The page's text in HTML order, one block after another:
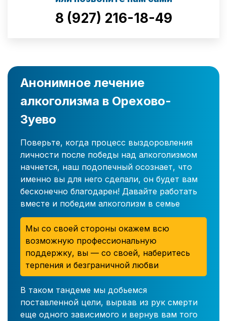
8 (927) 216-18-49
Анонимное лечение
алкоголизма в Орехово-
Зуево
Поверьте, когда процесс выздоровления
личности после победы над алкоголизмом
начнется, наш подопечный осознает, что
именно вы для него сделали, он будет вам
бесконечно благодарен! Давайте работать
вместе и победим алкоголизм в семье
Мы со своей стороны окажем всю
возможную профессиональную
поддержку, вы — со своей, наберитесь
терпения и безграничной любви
В таком тандеме мы добьемся
поставленной цели, вырвав из рук смерти
еще одного зависимого и вернув вам того